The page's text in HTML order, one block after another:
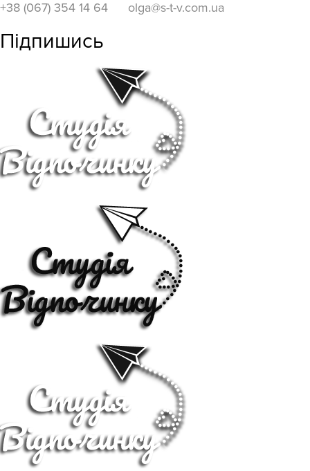
+38 (067) 354 14 64 olga@s-t-v.com.ua
Підпишись